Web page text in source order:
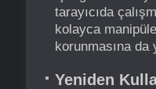
tarayıcıda
kolayca
korunmasına da
Yeniden